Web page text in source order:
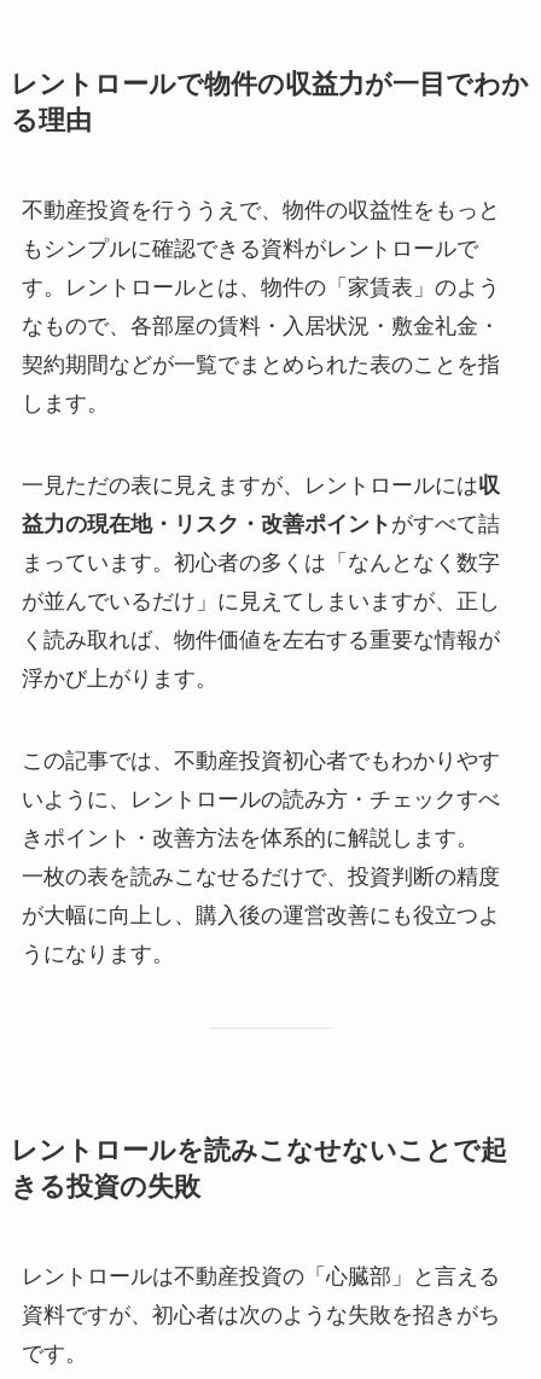
レントロールで物件の収益力が一目でわか
る理由
不動産投資を行ううえで、物件の収益性をもっと
もシンプルに確認できる資料がレントロールで
す。レントロールとは、物件の「家賃表」のよう
なもので、各部屋の賃料・入居状況・敷金礼金・
契約期間などが一覧でまとめられた表のことを指
します。
一見ただの表に見えますが、レントロールには収
益力の現在地・リスク・改善ポイント がすべて詰
まっています。初心者の多くは「なんとなく数字
が並んでいるだけ」に見えてしまいますが、正し
く読み取れば、物件価値を左右する重要な情報が
浮かび上がります。
この記事では、不動産投資初心者でもわかりやす
いように、レントロールの読み方・チェックすべ
きポイント・改善方法を体系的に解説します。
一枚の表を読みこなせるだけで、投資判断の精度
が大幅に向上し、購入後の運営改善にも役立つよ
うになります。
レントロールを読みこなせないことで起
きる投資の失敗
レントロールは不動産投資の「心臓部」と言える
資料ですが、初心者は次のような失敗を招きがち
です。